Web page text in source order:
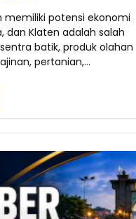
memiliki potensi ekonomi
dan Klaten adalah salah
batik, produk olahan
pertanian,…